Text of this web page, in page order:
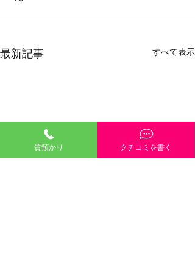
最新記事 すべて表示
質預かり クチコミを書く